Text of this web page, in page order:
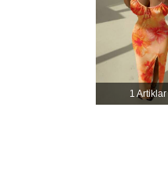
4.84
4.84
4.84
1 Artiklar